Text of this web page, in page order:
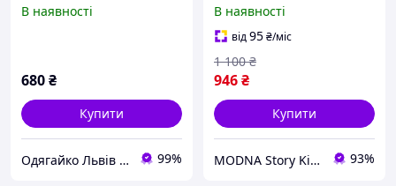
92,98,104,110 см сіре
В наявності
680₴
Купити
Одягайко Львів інтернет-магазин 99%
В наявності
від95₴/міс
946₴
1 100 ₴
Купити
MODNA Story Kids. Інтернет-магазин модного дитячого та підліткового одягу та взуття 93%